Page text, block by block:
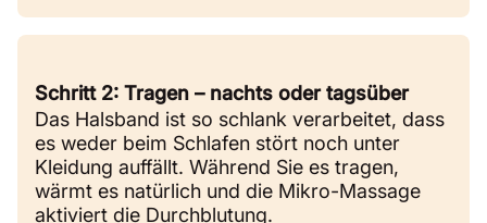
Schritt 2: Tragen – nachts oder tagsüber
Das Halsband ist so schlank verarbeitet, dass
es weder beim Schlafen stört noch unter
Kleidung auffällt. Während Sie es tragen,
wärmt es natürlich und die Mikro-Massage
aktiviert die Durchblutung.